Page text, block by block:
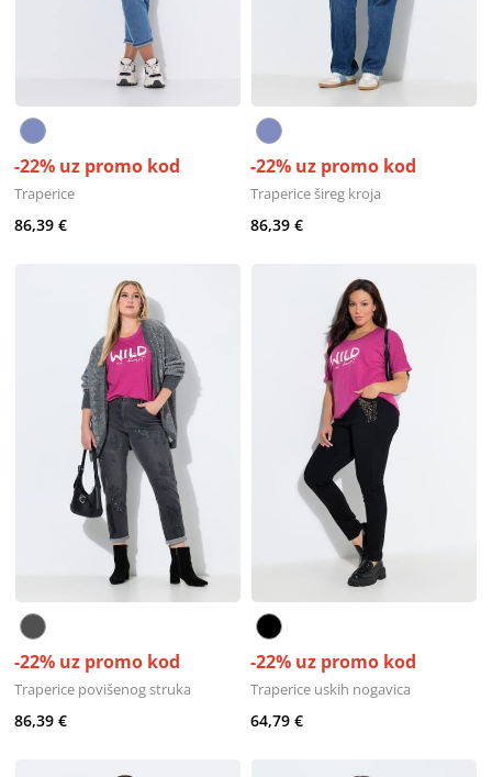
-22% uz promo kod
Traperice
86,39 €
-22% uz promo kod
Traperice šireg kroja
86,39 €
-22% uz promo kod
Traperice povišenog struka
86,39 €
-22% uz promo kod
Traperice uskih nogavica
64,79 €